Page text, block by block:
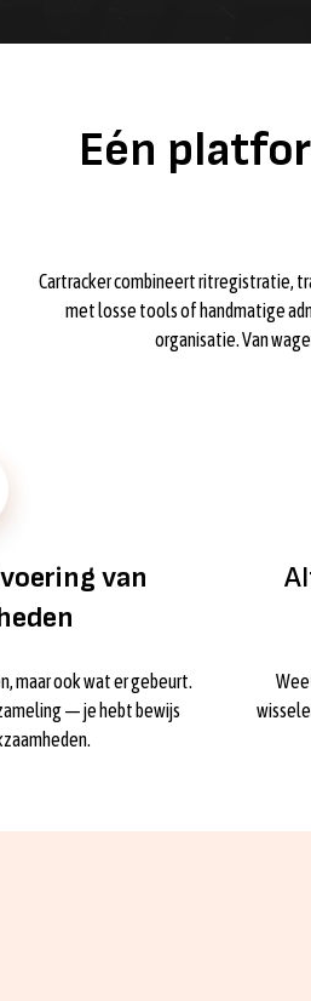
Eén
Cartracker combineert ritregistratie,
met losse tools of handmatige
organisatie. Van
van
maar ook wat er gebeurt.
— je hebt bewijs